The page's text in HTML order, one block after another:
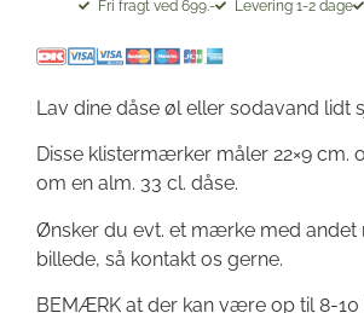
Fri fragt ved 699.- Levering 1-2 dage
Lav dine dåse øl eller sodavand lidt
Disse klistermærker måler 22×9 cm.
om en alm. 33 cl. dåse.
Ønsker du evt. et mærke med andet
billede, så kontakt os gerne.
BEMÆRK at der kan være op til 8-10